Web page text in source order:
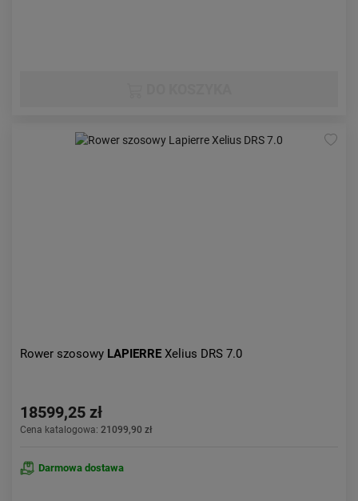
Rower szosowy LAPIERRE Xelius DRS 7.0
18599,25 zł
Cena katalogowa: 21099,90 zł
Darmowa dostawa